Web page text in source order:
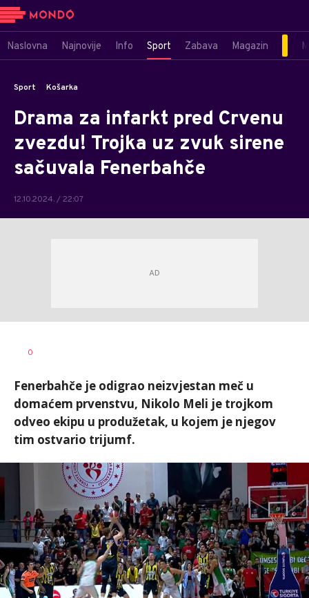
Naslovna Najnovije Info Sport Zabava Magazin
Sport Košarka
Drama za infarkt pred Crvenu
zvezdu! Trojka uz zvuk sirene
sačuvala Fenerbahče
12.10.2024. / 22:07
AUTOR
0
Fenerbahče je odigrao neizvjestan meč u
domaćem prvenstvu, Nikolo Meli je trojkom
odveo ekipu u produžetak, u kojem je njegov
tim ostvario trijumf.